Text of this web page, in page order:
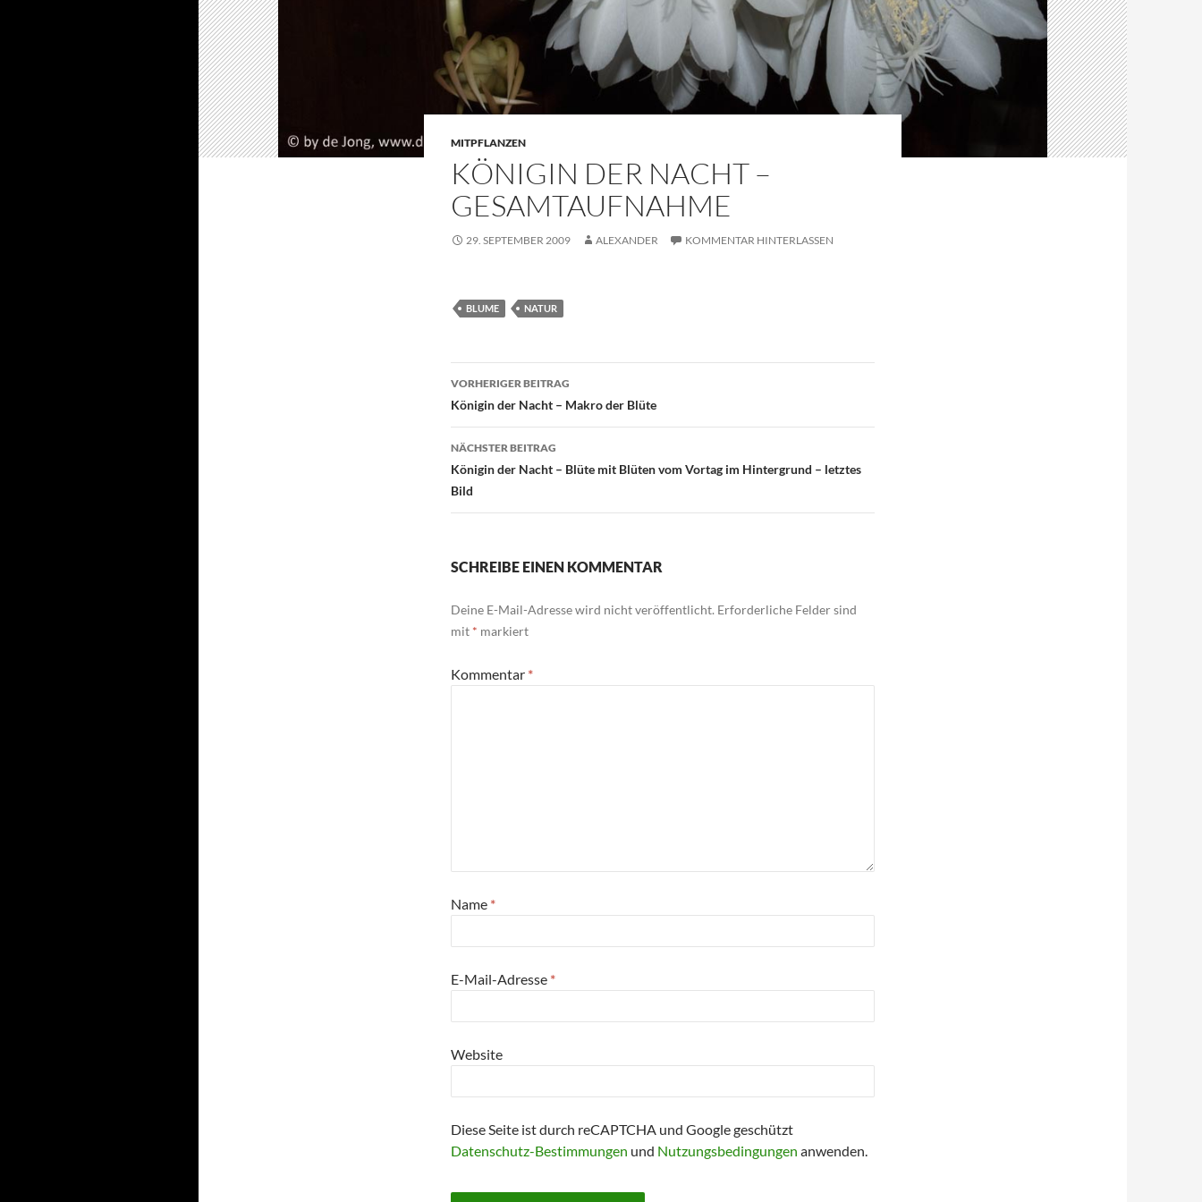
MITPFLANZEN
KÖNIGIN DER NACHT –
GESAMTAUFNAHME
29. SEPTEMBER 2009 ALEXANDER KOMMENTAR HINTERLASSEN
BLUME NATUR
Beitragsnavigation
VORHERIGER BEITRAG
Königin der Nacht – Makro der Blüte
NÄCHSTER BEITRAG
Königin der Nacht – Blüte mit Blüten vom Vortag im Hintergrund – letztes
Bild
SCHREIBE EINEN KOMMENTAR
Deine E-Mail-Adresse wird nicht veröffentlicht. Erforderliche Felder sind
mit * markiert
Kommentar *
Name *
E-Mail-Adresse *
Website
Diese Seite ist durch reCAPTCHA und Google geschützt
Datenschutz-Bestimmungen und Nutzungsbedingungen anwenden.